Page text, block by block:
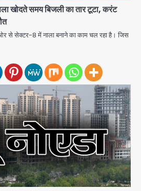
खोदते समय बिजली का तार टूटा, करंट
से सेक्टर-8 में नाला बनाने का काम चल रहा है। जिस
Authority: कर्तव्यनिष्ठा की
ने जताया आभार
Kumar
Pakistan: मक्का में सऊदी,
और पाकिस्तान का साझा रक्षा समझौता,
इसके मायने
Kumar
Noida (Badalpur):
लदा कैंटर अनियंत्रित होकर घुसा
दुकान में , ड्राइवर की मौत
Kumar